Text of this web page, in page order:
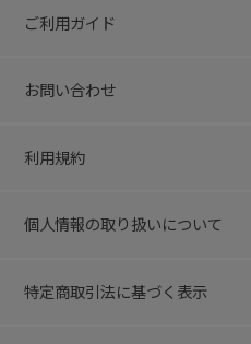
ご利用ガイド
お問い合わせ
利用規約
個人情報の取り扱いについて
特定商取引法に基づく表示